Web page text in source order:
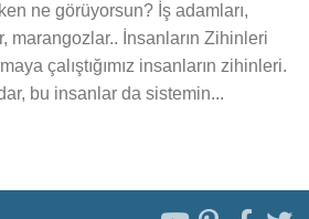
ne görüyorsun? İş adamları,
marangozlar.. İnsanların Zihinleri
çalıştığımız insanların zihinleri.
bu insanlar da sistemin...